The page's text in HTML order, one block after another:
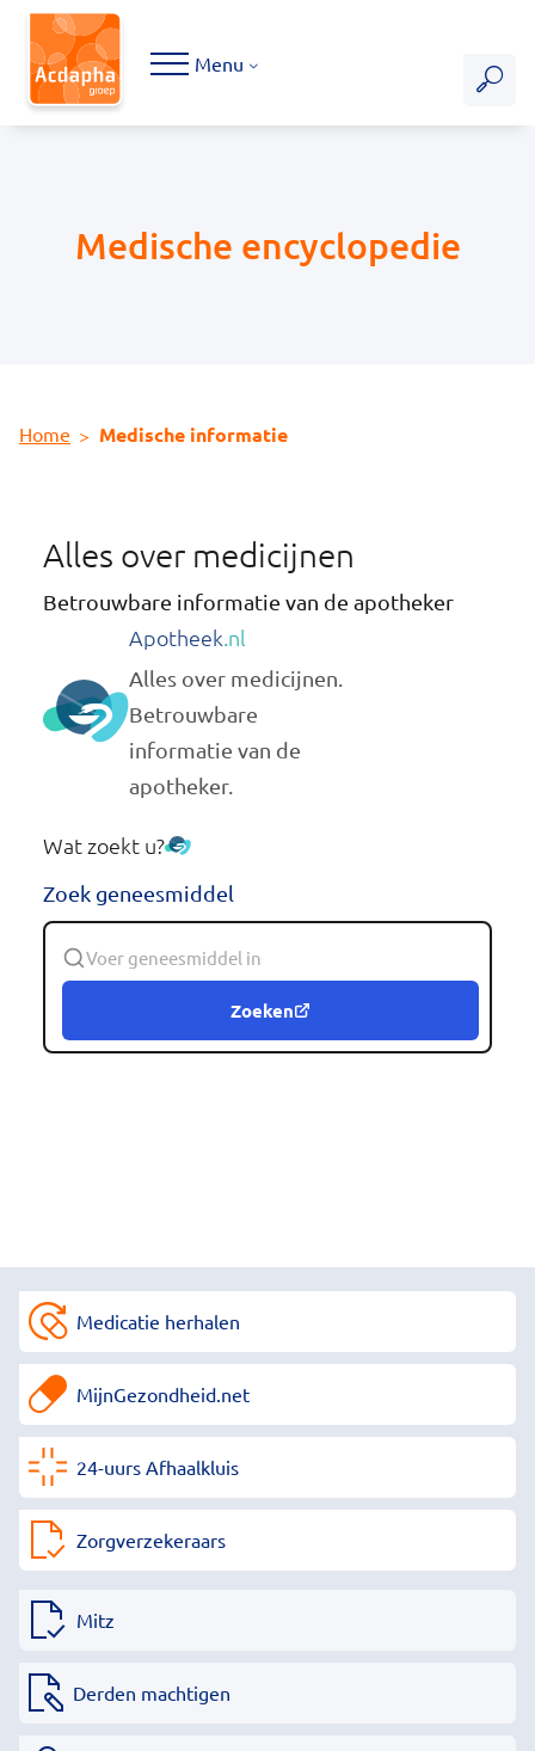
Hoofdmenu
Menu
Home Medische informatie
Medische encyclopedie
Alles over medicijnen
Betrouwbare informatie van de apotheker
Apotheek.nl
Alles over medicijnen.
Betrouwbare
informatie van de
apotheker.
Wat zoekt u?
Zoek geneesmiddel
Zoeken
Medicatie herhalen
MijnGezondheid.net
24-uurs Afhaalkluis
Zorgverzekeraars
Mitz
Derden machtigen